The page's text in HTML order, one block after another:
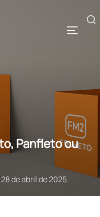
Pesquisar
Panfleto ou
Postado
28 de abril de 2025